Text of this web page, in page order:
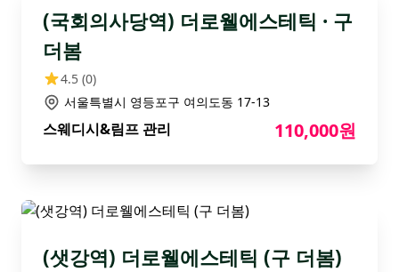
(국회의사당역) 더로웰에스테틱 · 구
더봄
4.5 (0)
서울특별시 영등포구 여의도동 17-13
스웨디시&림프 관리 110,000원
(샛강역) 더로웰에스테틱 (구 더봄)